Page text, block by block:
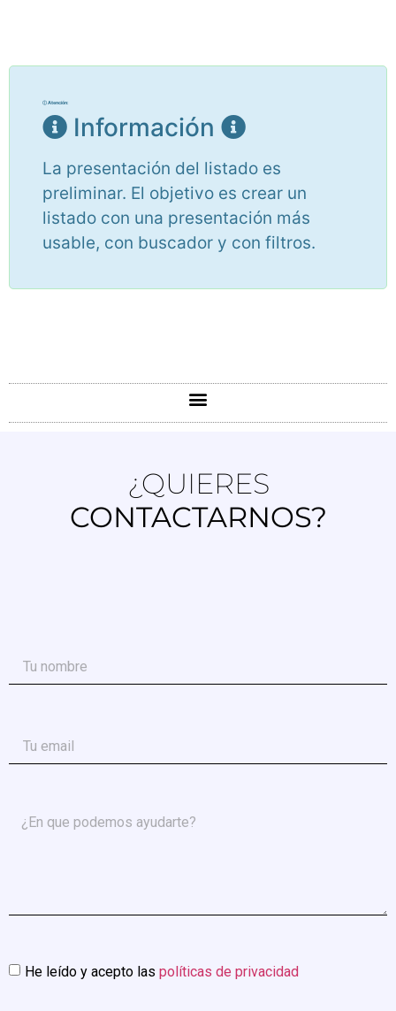
Información
La presentación del listado es
preliminar. El objetivo es crear un
listado con una presentación más
usable, con buscador y con filtros.
¿QUIERES
CONTACTARNOS?
He leído y acepto las políticas de privacidad